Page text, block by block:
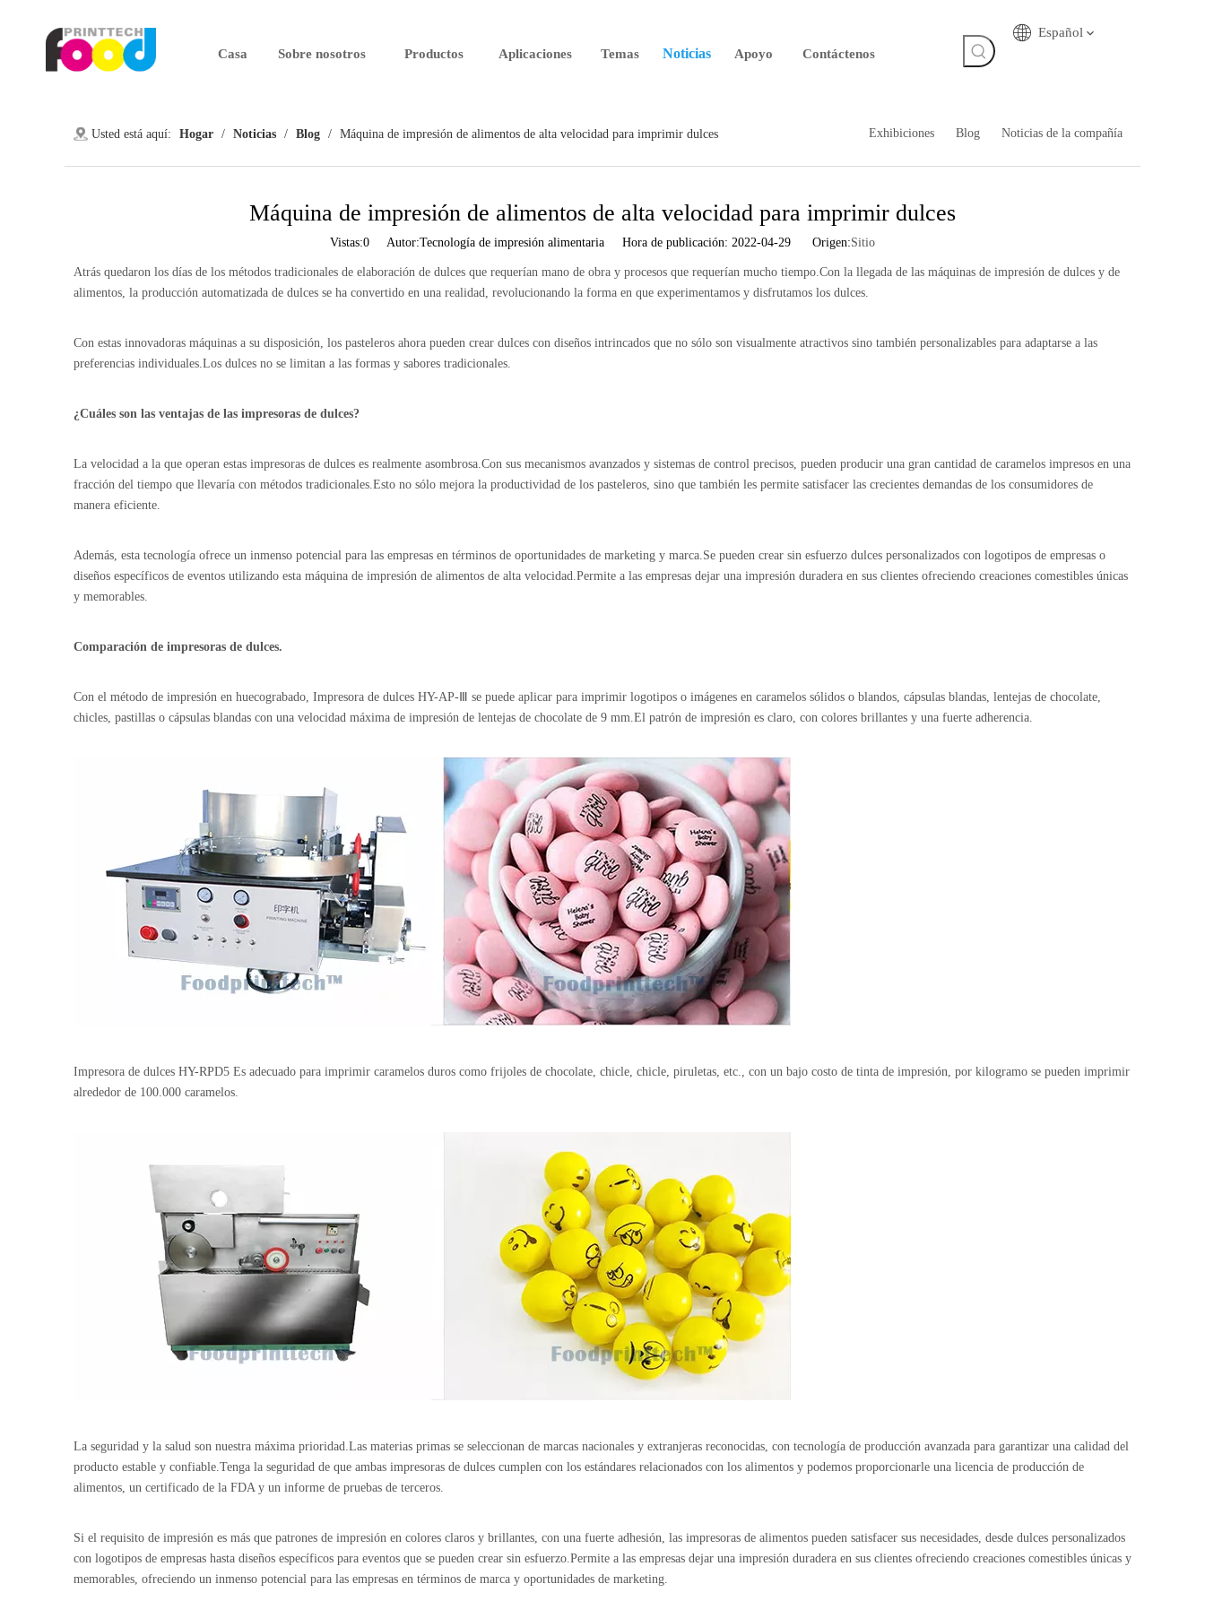
Casa Sobre nosotros Productos Aplicaciones Temas Noticias Apoyo Contáctenos
Español
Usted está aquí: Hogar / Noticias / Blog / Máquina de impresión de alimentos de alta velocidad para imprimir dulces Exhibiciones Blog Noticias de la compañía
Máquina de impresión de alimentos de alta velocidad para imprimir dulces
Vistas:0 Autor:Tecnología de impresión alimentaria Hora de publicación: 2022-04-29 Origen:Sitio
Atrás quedaron los días de los métodos tradicionales de elaboración de dulces que requerían mano de obra y procesos que requerían mucho tiempo.Con la llegada de las máquinas de impresión de dulces y de
alimentos, la producción automatizada de dulces se ha convertido en una realidad, revolucionando la forma en que experimentamos y disfrutamos los dulces.
Con estas innovadoras máquinas a su disposición, los pasteleros ahora pueden crear dulces con diseños intrincados que no sólo son visualmente atractivos sino también personalizables para adaptarse a las
preferencias individuales.Los dulces no se limitan a las formas y sabores tradicionales.
¿Cuáles son las ventajas de las impresoras de dulces?
La velocidad a la que operan estas impresoras de dulces es realmente asombrosa.Con sus mecanismos avanzados y sistemas de control precisos, pueden producir una gran cantidad de caramelos impresos en una
fracción del tiempo que llevaría con métodos tradicionales.Esto no sólo mejora la productividad de los pasteleros, sino que también les permite satisfacer las crecientes demandas de los consumidores de
manera eficiente.
Además, esta tecnología ofrece un inmenso potencial para las empresas en términos de oportunidades de marketing y marca.Se pueden crear sin esfuerzo dulces personalizados con logotipos de empresas o
diseños específicos de eventos utilizando esta máquina de impresión de alimentos de alta velocidad.Permite a las empresas dejar una impresión duradera en sus clientes ofreciendo creaciones comestibles únicas
y memorables.
Comparación de impresoras de dulces.
Con el método de impresión en huecograbado, Impresora de dulces HY-AP-Ⅲ
se puede aplicar para imprimir logotipos o imágenes en caramelos sólidos o blandos, cápsulas blandas, lentejas de chocolate,
chicles, pastillas o cápsulas blandas con una velocidad máxima de impresión de lentejas de chocolate de 9 mm.El patrón de impresión es claro, con colores brillantes y una fuerte adherencia.
Impresora de dulces HY-RPD5 Es adecuado para imprimir caramelos duros como frijoles de chocolate, chicle, chicle, piruletas, etc., con un bajo costo de tinta de impresión, por kilogramo se pueden imprimir
alrededor de 100.000 caramelos.
La seguridad y la salud son nuestra máxima prioridad.Las materias primas se seleccionan de marcas nacionales y extranjeras reconocidas, con tecnología de producción avanzada para garantizar una calidad del
producto estable y confiable.Tenga la seguridad de que ambas impresoras de dulces cumplen con los estándares relacionados con los alimentos y podemos proporcionarle una licencia de producción de
alimentos, un certificado de la FDA y un informe de pruebas de terceros.
Si el requisito de impresión es más que patrones de impresión en colores claros y brillantes, con una fuerte adhesión, las impresoras de alimentos pueden satisfacer sus necesidades, desde dulces personalizados
con logotipos de empresas hasta diseños específicos para eventos que se pueden crear sin esfuerzo.Permite a las empresas dejar una impresión duradera en sus clientes ofreciendo creaciones comestibles únicas y
memorables, ofreciendo un inmenso potencial para las empresas en términos de marca y oportunidades de marketing.